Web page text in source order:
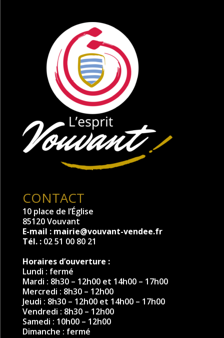
CONTACT
10 place de l’Église
85120 Vouvant
E-mail : mairie@vouvant-vendee.fr
Tél. : 02 51 00 80 21
Horaires d’ouverture :
Lundi : fermé
Mardi : 8h30 – 12h00 et 14h00 – 17h00
Mercredi : 8h30 – 12h00
Jeudi : 8h30 – 12h00 et 14h00 – 17h00
Vendredi : 8h30 – 12h00
Samedi : 10h00 – 12h00
Dimanche : fermé